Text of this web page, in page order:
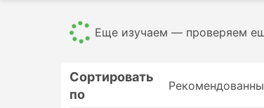
Еще изучаем — проверяем
Сортировать
по